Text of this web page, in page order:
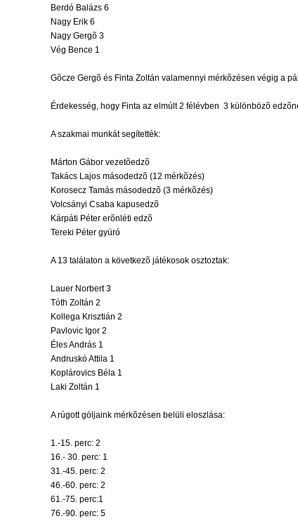
Berdó Balázs 6
Nagy Erik 6
Nagy Gergõ 3
Vég Bence 1
Gõcze Gergõ és Finta Zoltán valamennyi mérkõzésen végig a
Érdekesség, hogy Finta az elmúlt 2 félévben  3 különbözõ
A szakmai munkát segítették:
Márton Gábor vezetõedzõ
Takács Lajos másodedzõ (12 mérkõzés)
Korosecz Tamás másodedzõ (3 mérkõzés)
Volcsányi Csaba kapusedzõ
Kárpáti Péter erõnléti edzõ
Tereki Péter gyúró
A 13 találaton a következõ játékosok osztoztak:
Lauer Norbert 3
Tóth Zoltán 2
Kollega Krisztián 2
Pavlovic Igor 2
Éles András 1
Andruskó Attila 1
Koplárovics Béla 1
Laki Zoltán 1
A rúgott góljaink mérkõzésen belüli eloszlása:
1.-15. perc: 2
16.- 30. perc: 1
31.-45. perc: 2
46.-60. perc: 2
61.-75. perc:1
76.-90. perc: 5